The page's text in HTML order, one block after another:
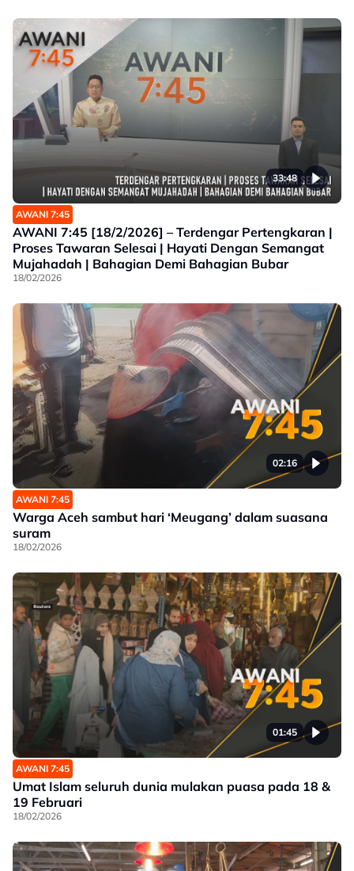
33:48
AWANI 7:45
AWANI 7:45 [18/2/2026] – Terdengar Pertengkaran |
Proses Tawaran Selesai | Hayati Dengan Semangat
Mujahadah | Bahagian Demi Bahagian Bubar
18/02/2026
02:16
AWANI 7:45
Warga Aceh sambut hari ‘Meugang’ dalam suasana
suram
18/02/2026
01:45
AWANI 7:45
Umat Islam seluruh dunia mulakan puasa pada 18 &
19 Februari
18/02/2026